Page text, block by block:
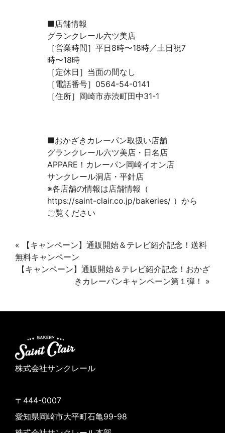
■店舗情報
グランクレール六ツ美店
［営業時間］平日8時〜18時／土日祝7
時〜18時
［定休日］当面の間なし
［電話番号］0564-54-0141
［住所］岡崎市赤渋町田中31-1
■おかざきカレーパン取扱い店舗
グランクレール六ツ美店・日名店
APPARE！カレーパン岡崎イオン店
サンクレール洞店・平針店
※各店舗の情報は店舗情報（
https://saint-clair.co.jp/bakeries/ ）から
ご覧ください
«
【キャンペーン】通販開始＆テレビ紹介記念！送料
無料キャンペーン
【キャンペーン】通販開始＆テレビ紹介記念！おかざ
きカレーパンキャンペーン第１弾！
»
株式会社サンクレール
〒444-0007
愛知県岡崎市大平町石亀99-98